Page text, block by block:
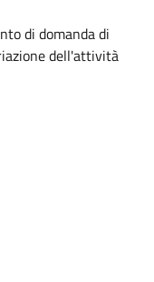
di domanda di
dell'attività